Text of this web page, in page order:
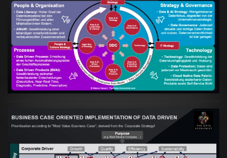
Artikel:Kennst Du schon die "Head Phone
Data Driven Strategy"?
VIEW